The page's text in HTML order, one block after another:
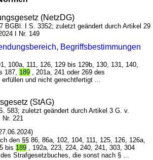
(NetzDG)
BGBl. I S. 3352; zuletzt geändert durch Artikel 29
I Nr. 149
Begriffsbestimmungen
100a, 111, 126, 129 bis 129b, 130, 131, 140,
187, 189 , 201a, 241 oder 269 des
und nicht gerechtfertigt ...
(StAG)
583; zuletzt geändert durch Artikel 3 G. v.
221
den §§ 86, 86a, 102, 104, 111, 125, 126, 126a,
bis 189 , 192a, 223, 224, 240, 241, 303, 304
Strafgesetzbuches, die sonst nach § ...